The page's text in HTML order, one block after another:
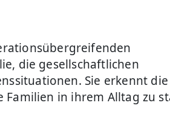
die gesellschaftlichen
Sie erkennt
in ihrem Alltag zu